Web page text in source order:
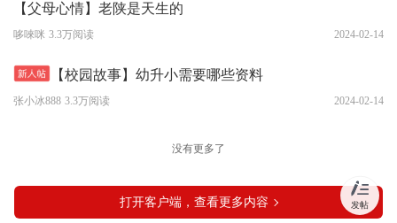
发帖
【父母心情】老陕是天生的
哆唻咪 3.3万阅读 2024-02-14
【校园故事】幼升小需要哪些资料
张小冰888 3.3万阅读 2024-02-14
没有更多了
打开客户端，查看更多内容